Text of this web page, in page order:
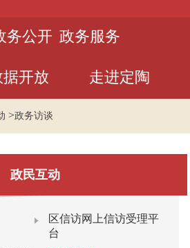
务公开 政务服务
据开放 走进定陶
>政务访谈
政民互动
区信访网上信访受理平
台